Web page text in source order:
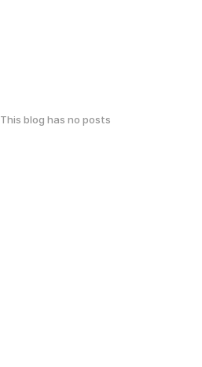
This blog has no posts